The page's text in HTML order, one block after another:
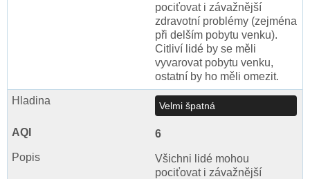
pociťovat i závažnější
zdravotní problémy (zejména
při delším pobytu venku).
Citliví lidé by se měli
vyvarovat pobytu venku,
ostatní by ho měli omezit.
Velmi špatná
6
Všichni lidé mohou
pociťovat i závažnější